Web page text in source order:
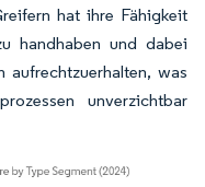
hat ihre Fähigkeit
handhaben und dabei
aufrechtzuerhalten, was
unverzichtbar